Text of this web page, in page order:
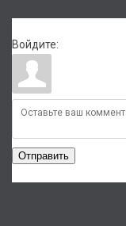
Войдите:
Отправить